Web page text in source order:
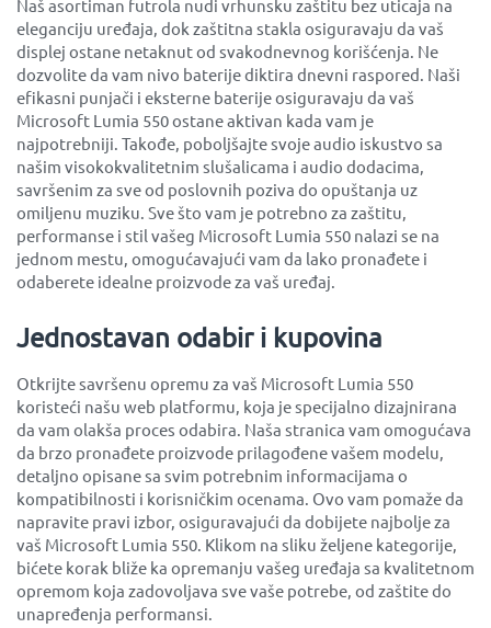
Naš asortiman futrola nudi vrhunsku zaštitu bez uticaja na
eleganciju uređaja, dok zaštitna stakla osiguravaju da vaš
displej ostane netaknut od svakodnevnog korišćenja. Ne
dozvolite da vam nivo baterije diktira dnevni raspored. Naši
efikasni punjači i eksterne baterije osiguravaju da vaš
Microsoft Lumia 550 ostane aktivan kada vam je
najpotrebniji. Takođe, poboljšajte svoje audio iskustvo sa
našim visokokvalitetnim slušalicama i audio dodacima,
savršenim za sve od poslovnih poziva do opuštanja uz
omiljenu muziku. Sve što vam je potrebno za zaštitu,
performanse i stil vašeg Microsoft Lumia 550 nalazi se na
jednom mestu, omogućavajući vam da lako pronađete i
odaberete idealne proizvode za vaš uređaj.
Jednostavan odabir i kupovina
Otkrijte savršenu opremu za vaš Microsoft Lumia 550
koristeći našu web platformu, koja je specijalno dizajnirana
da vam olakša proces odabira. Naša stranica vam omogućava
da brzo pronađete proizvode prilagođene vašem modelu,
detaljno opisane sa svim potrebnim informacijama o
kompatibilnosti i korisničkim ocenama. Ovo vam pomaže da
napravite pravi izbor, osiguravajući da dobijete najbolje za
vaš Microsoft Lumia 550. Klikom na sliku željene kategorije,
bićete korak bliže ka opremanju vašeg uređaja sa kvalitetnom
opremom koja zadovoljava sve vaše potrebe, od zaštite do
unapređenja performansi.